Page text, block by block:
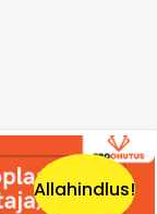
Allahindlus!